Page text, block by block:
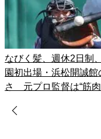
なびく髪、週休2日制
園初出場・浜松開誠
さ 元プロ監督は“筋